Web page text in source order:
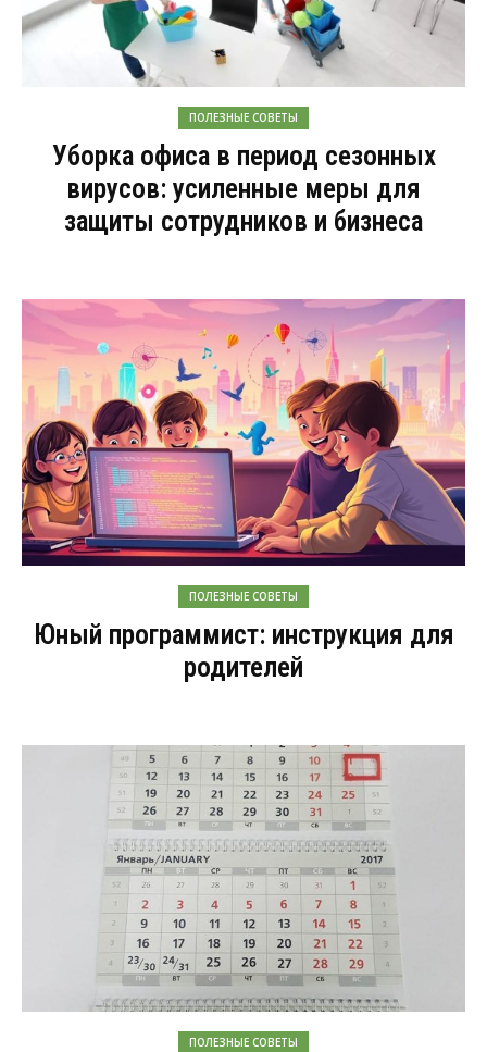
ПОЛЕЗНЫЕ СОВЕТЫ
Уборка офиса в период сезонных
вирусов: усиленные меры для
защиты сотрудников и бизнеса
ПОЛЕЗНЫЕ СОВЕТЫ
Юный программист: инструкция для
родителей
ПОЛЕЗНЫЕ СОВЕТЫ